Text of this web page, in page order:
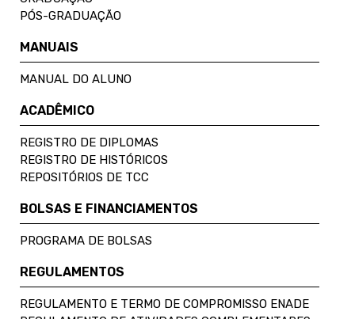
PÓS-GRADUAÇÃO
MANUAIS
MANUAL DO ALUNO
ACADÊMICO
REGISTRO DE DIPLOMAS
REGISTRO DE HISTÓRICOS
REPOSITÓRIOS DE TCC
BOLSAS E FINANCIAMENTOS
PROGRAMA DE BOLSAS
REGULAMENTOS
REGULAMENTO E TERMO DE COMPROMISSO ENADE